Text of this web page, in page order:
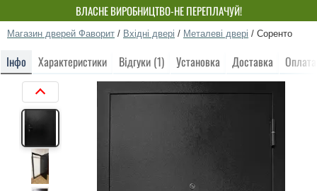
ВЛАСНЕ ВИРОБНИЦТВО-НЕ ПЕРЕПЛАЧУЙ!
Магазин дверей Фаворит / Вхідні двері / Металеві двері / Соренто
Інфо Характеристики Відгуки (1) Установка Доставка Оплата